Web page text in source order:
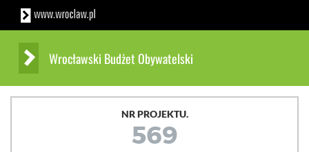
Wrocławski Budżet Obywatelski
NR PROJEKTU.
569